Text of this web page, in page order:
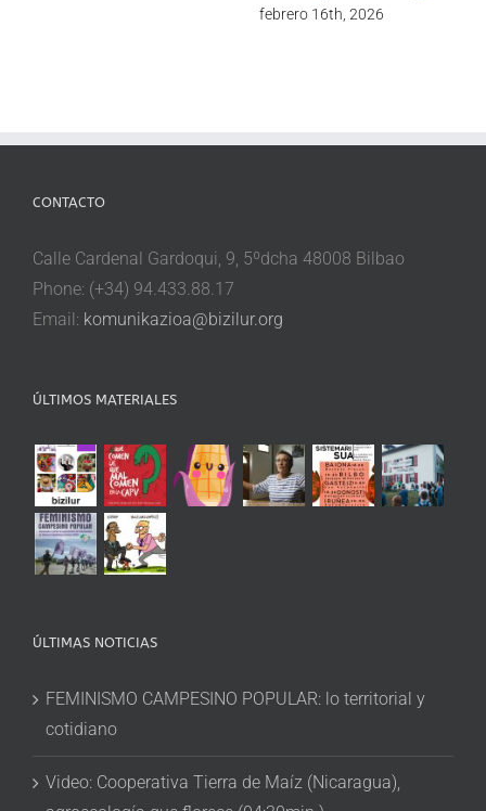
febrero 16th, 2026
CONTACTO
Calle Cardenal Gardoqui, 9, 5ºdcha 48008 Bilbao
Phone: (+34) 94.433.88.17
Email: komunikazioa@bizilur.org
ÚLTIMOS MATERIALES
ÚLTIMAS NOTICIAS
FEMINISMO CAMPESINO POPULAR: lo territorial y
cotidiano
Video: Cooperativa Tierra de Maíz (Nicaragua),